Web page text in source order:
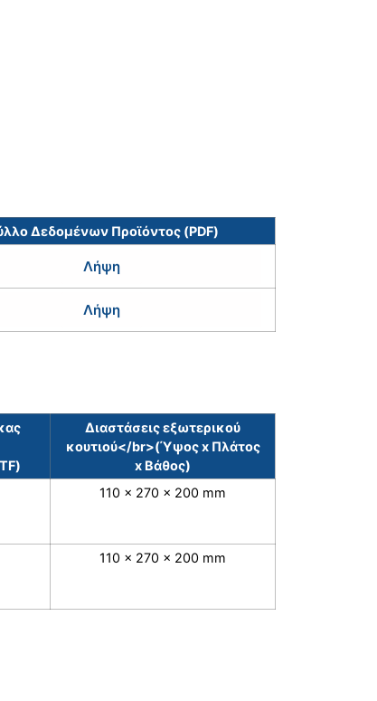
Δεδομένων Προϊόντος (PDF)
Λήψη
Λήψη
Διαστάσεις εξωτερικού
κουτιού</br>(Ύψος x Πλάτος
x Βάθος)
110 x 270 x 200 mm
110 x 270 x 200 mm